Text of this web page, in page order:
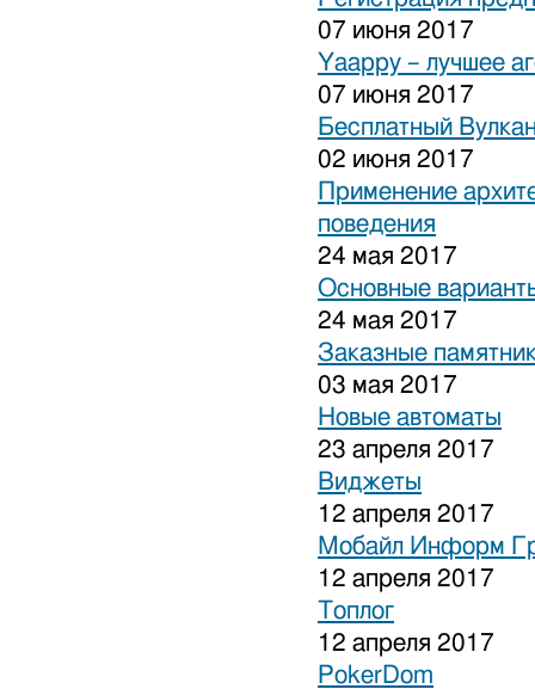
07 июня 2017
Yaappy – лучшее
07 июня 2017
Бесплатный
02 июня 2017
Применение
поведения
24 мая 2017
Основные
24 мая 2017
Заказные
03 мая 2017
Новые автоматы
23 апреля 2017
Виджеты
12 апреля 2017
Мобайл Информ
12 апреля 2017
Топлог
12 апреля 2017
PokerDom